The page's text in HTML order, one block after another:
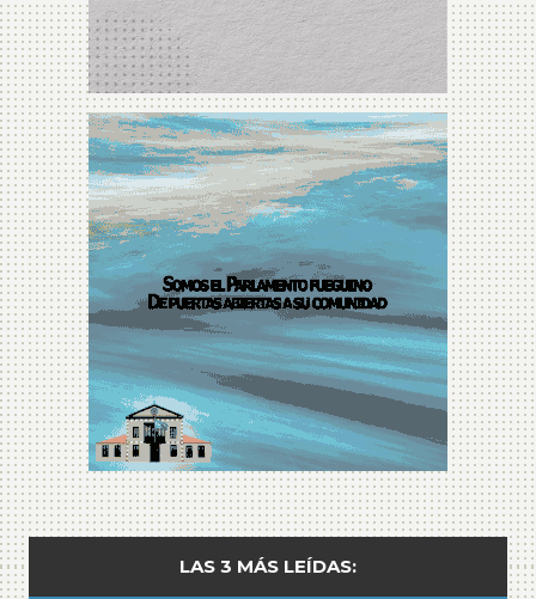
LAS 3 MÁS LEÍDAS: